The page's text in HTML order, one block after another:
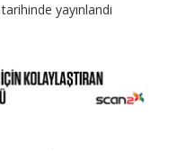
tarihinde yayınlandı